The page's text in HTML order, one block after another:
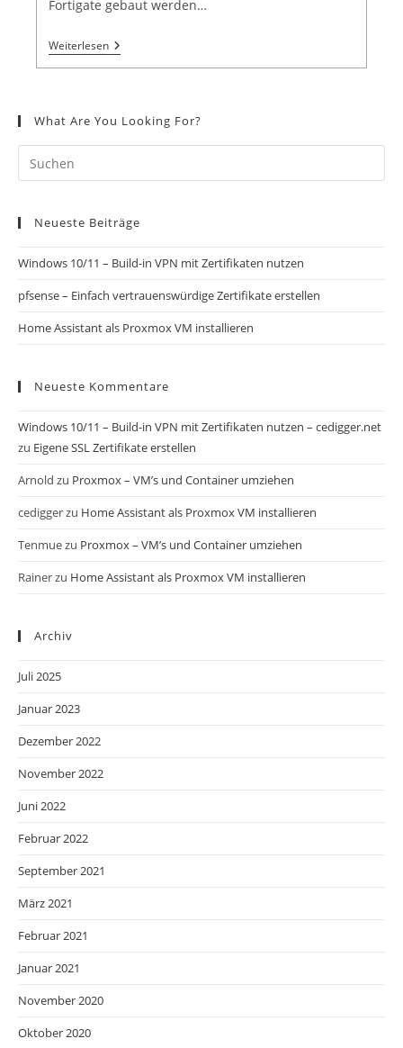
Fortigate gebaut werden…
Weiterlesen
What Are You Looking For?
Neueste Beiträge
Windows 10/11 – Build-in VPN mit Zertifikaten nutzen
pfsense – Einfach vertrauenswürdige Zertifikate erstellen
Home Assistant als Proxmox VM installieren
Neueste Kommentare
Windows 10/11 – Build-in VPN mit Zertifikaten nutzen – cedigger.net
zu Eigene SSL Zertifikate erstellen
Arnold zu Proxmox – VM’s und Container umziehen
cediggerzu Home Assistant als Proxmox VM installieren
Tenmuezu Proxmox – VM’s und Container umziehen
Rainerzu Home Assistant als Proxmox VM installieren
Archiv
Juli 2025
Januar 2023
Dezember 2022
November 2022
Juni 2022
Februar 2022
September 2021
März 2021
Februar 2021
Januar 2021
November 2020
Oktober 2020